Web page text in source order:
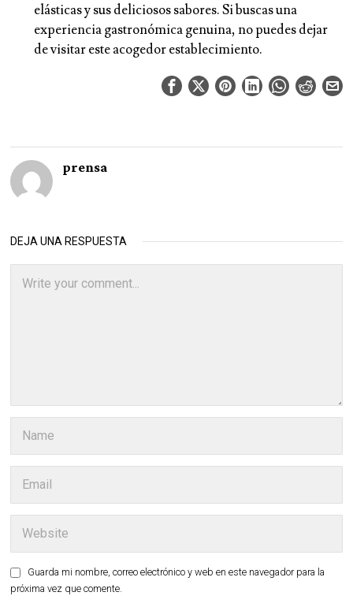
elásticas y sus deliciosos sabores. Si buscas una
experiencia gastronómica genuina, no puedes dejar
de visitar este acogedor establecimiento.
prensa
DEJA UNA RESPUESTA
Guarda mi nombre, correo electrónico y web en este navegador para la
próxima vez que comente.